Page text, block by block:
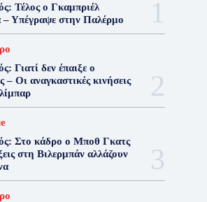
Τέλος ο Γκαμπριέλ
– Υπέγραψε στην Παλέρμο
Γιατί δεν έπαιξε ο
Οι αναγκαστικές κινήσεις
Στο κάδρο ο Μποθ Γκατς
στη Βιλερμπάν αλλάζουν